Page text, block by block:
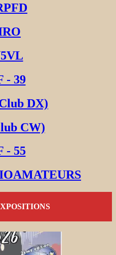
- 39
DX)
CW)
- 55